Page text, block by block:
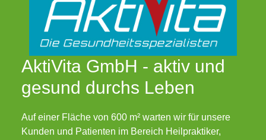
AktiVita GmbH - aktiv und
gesund durchs Leben
Auf einer Fläche von 600 m² warten wir für unsere
Kunden und Patienten im Bereich Heilpraktiker,